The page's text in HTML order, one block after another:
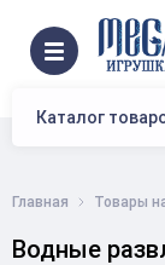
Каталог
Главная Товары
Водные